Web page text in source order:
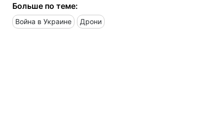
Больше по теме:
Война в Украине Дрони